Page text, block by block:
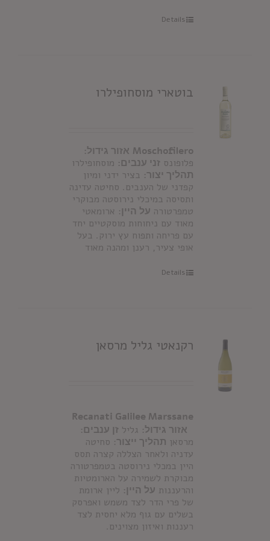
Details
בוטארי מוסחופילרו
Moschofilero אזור גידול:
פלופונס זני ענבים: מוסחופילרו
תהליך יצור: בציר ידני ומיון
קפדני של הענבים. סחיטה עדינה
ותסיסה במיכלי נירוסטה מבוקרי
טמפרטורה על היין: ארומאטי
מאוד עם ניחוחות מוסקטיים יחד
עם פריחה ותפוח עץ ירוק. בעל
אופי צעיר, רענן ומהנה מאוד
Details
רקנאטי גליל מרסאן
Recanati Galilee Marssane
אזור גידול: גליל זן ענבים:
מרסאן תהליך ייצור: סחיטה
עדניה ולאחר הצללה קצרה תסס
היין במכלי נירוסטה בטמפרטורה
מבוקרת לשמירה על הארומטיות
והרעננות על היין: ליין ארומת
של פרי הדר לצד משמש ואפרסק
בשלים עם גוף מלא יחסית לצד
רעננות ואיזון מצוינים.